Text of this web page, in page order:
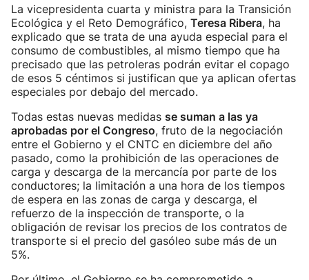
La vicepresidenta cuarta y ministra para la Transición
Ecológica y el Reto Demográfico, Teresa Ribera, ha
explicado que se trata de una ayuda especial para el
consumo de combustibles, al mismo tiempo que ha
precisado que las petroleras podrán evitar el copago
de esos 5 céntimos si justifican que ya aplican ofertas
especiales por debajo del mercado.
Todas estas nuevas medidas se suman a las ya
aprobadas por el Congreso, fruto de la negociación
entre el Gobierno y el CNTC en diciembre del año
pasado, como la prohibición de las operaciones de
carga y descarga de la mercancía por parte de los
conductores; la limitación a una hora de los tiempos
de espera en las zonas de carga y descarga, el
refuerzo de la inspección de transporte, o la
obligación de revisar los precios de los contratos de
transporte si el precio del gasóleo sube más de un
5%.